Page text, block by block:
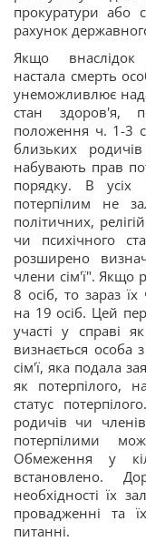
прокуратури або
рахунок
Якщо внаслідок
настала смерть
унеможливлює
стан здоров'я,
положення ч. 1-3
близьких
набувають прав
порядку. В усіх
потерпілим не
політичних,
чи психічного
розширено
члени сім'ї". Якщо
8 осіб, то зараз
на 19 осіб. Цей
участі у справі
визнається особа
сім'ї, яка подала
як потерпілого,
статус
родичів чи
потерпілими
Обмеження у
встановлено.
необхідності їх
провадженні та
питанні.